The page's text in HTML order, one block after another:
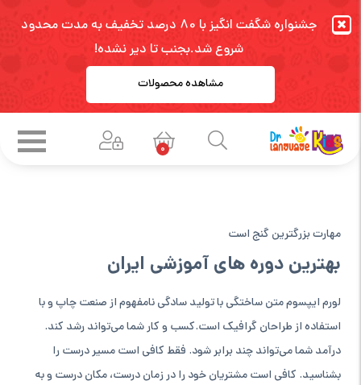
جشنواره شگفت انگیز با 80 درصد تخفیف به مدت محدود
شروع شد.بجنب تا دیر نشده!
مشاهده محصولات
0
مهارت بزرگترین گنج است
بهترین دوره های آموزشی ایران
لورم ایپسوم متن ساختگی با تولید سادگی نامفهوم از صنعت چاپ و با
استفاده از طراحان گرافیک است.کسب و کار شما می‌تواند رشد کند.
درآمد شما می‌تواند چند برابر شود. فقط کافی است مسیر درست را
بشناسید. کافی است مشتریان خود را در زمان درست، مکان درست و به